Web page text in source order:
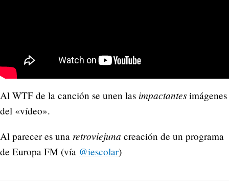
Al WTF de la canción se unen las impactantes imágenes
del «vídeo».
Al parecer es una retroviejuna creación de un programa
de Europa FM (vía @iescolar)